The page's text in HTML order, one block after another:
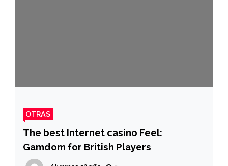
OTRAS
The best Internet casino Feel:
Gamdom for British Players